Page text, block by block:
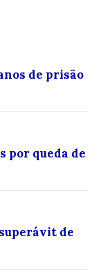
de prisão
por queda de
de